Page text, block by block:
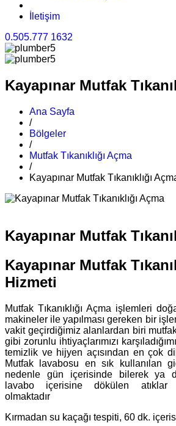
İletişim
0.505.777 1632
Kayapınar Mutfak
Ana Sayfa
/
Bölgeler
/
Mutfak Tıkanıklığı Açma
/
Kayapınar Mutfak Tıkanıklığı
Kayapınar Mutfak
Kayapınar Mutfak
Hizmeti
Mutfak Tıkanıklığı Açma işlemleri
makineler ile yapılması gereken bir
vakit geçirdiğimiz alanlardan biri
gibi zorunlu ihtiyaçlarımızı
temizlik ve hijyen açısından en çok
Mutfak lavabosu en sık kullanılan
nedenle gün içerisinde bilerek ya
lavabo içerisine dökülen atıklar
olmaktadır
Kırmadan su kaçağı tespiti, 60 dk.